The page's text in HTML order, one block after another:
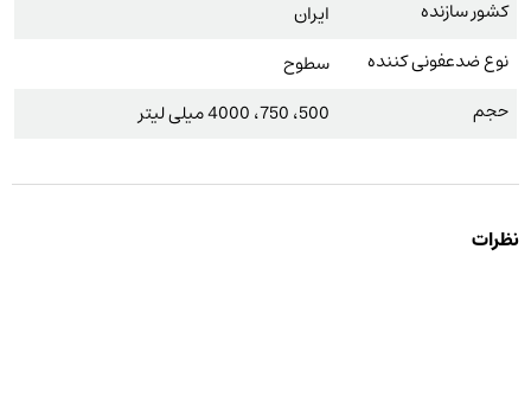
کشور سازنده
ایران
نوع ضدعفونی کننده
سطوح
حجم
500، 750، 4000 میلی لیتر
نظرات